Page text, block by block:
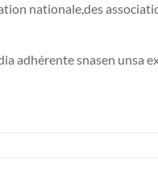
nationale,des
adhérente snasen unsa